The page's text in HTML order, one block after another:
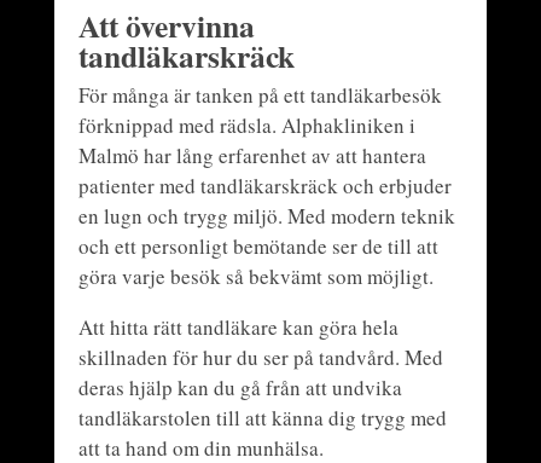
Att övervinna
tandläkarskräck
För många är tanken på ett tandläkarbesök
förknippad med rädsla. Alphakliniken i
Malmö har lång erfarenhet av att hantera
patienter med tandläkarskräck och erbjuder
en lugn och trygg miljö. Med modern teknik
och ett personligt bemötande ser de till att
göra varje besök så bekvämt som möjligt.
Att hitta rätt tandläkare kan göra hela
skillnaden för hur du ser på tandvård. Med
deras hjälp kan du gå från att undvika
tandläkarstolen till att känna dig trygg med
att ta hand om din munhälsa.